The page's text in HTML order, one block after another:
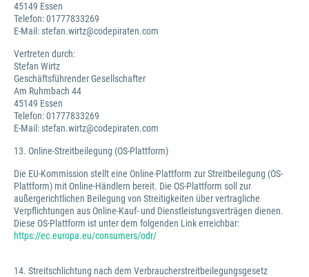
45149 Essen
Telefon: 01777833269
E-Mail: stefan.wirtz@codepiraten.com
Vertreten durch:
Stefan Wirtz
Geschäftsführender Gesellschafter
Am Ruhmbach 44
45149 Essen
Telefon: 01777833269
E-Mail: stefan.wirtz@codepiraten.com
13. Online-Streitbeilegung (OS-Plattform)
Die EU-Kommission stellt eine Online-Plattform zur Streitbeilegung (OS-
Plattform) mit Online-Händlern bereit. Die OS-Plattform soll zur
außergerichtlichen Beilegung von Streitigkeiten über vertragliche
Verpflichtungen aus Online-Kauf- und Dienstleistungsverträgen dienen.
Diese OS-Plattform ist unter dem folgenden Link erreichbar:
https://ec.europa.eu/consumers/odr/
14. Streitschlichtung nach dem Verbraucherstreitbeilegungsgesetz